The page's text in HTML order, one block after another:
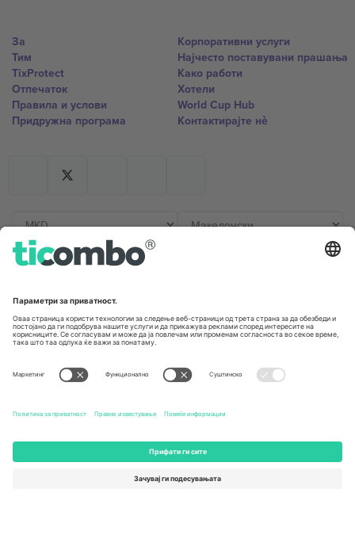
За
Тим
TixProtect
Отпечаток
Правила и услови
Придружна програма
Корпоративни услуги
Најчесто поставувани прашања
Како работи
Хотели
World Cup Hub
Контактирајте нѐ
Germany
Unter den Linden 24, 10117
United Kingdom
167 City Road, London, Greater
Kingdom
Newark, Delaware 19713, United
States
Engelberg, Switzerland